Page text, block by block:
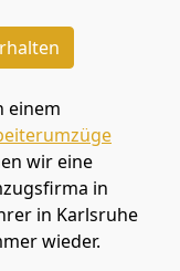
einem
wir eine
in
in Karlsruhe
wieder.